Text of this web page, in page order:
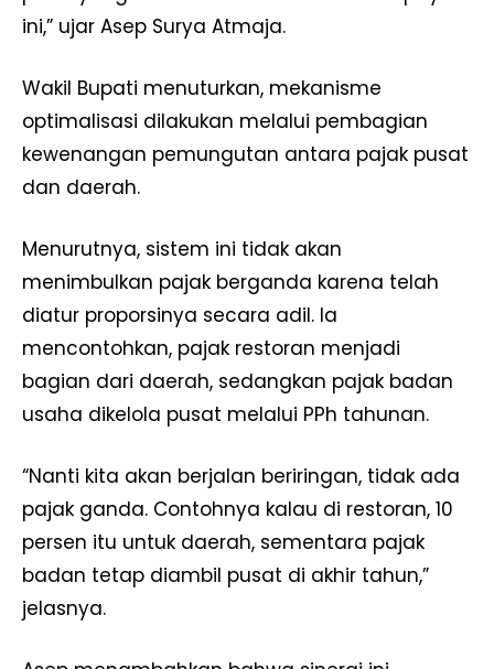
ini,” ujar Asep Surya Atmaja.
Wakil Bupati menuturkan, mekanisme
optimalisasi dilakukan melalui pembagian
kewenangan pemungutan antara pajak pusat
dan daerah.
Menurutnya, sistem ini tidak akan
menimbulkan pajak berganda karena telah
diatur proporsinya secara adil. Ia
mencontohkan, pajak restoran menjadi
bagian dari daerah, sedangkan pajak badan
usaha dikelola pusat melalui PPh tahunan.
“Nanti kita akan berjalan beriringan, tidak ada
pajak ganda. Contohnya kalau di restoran, 10
persen itu untuk daerah, sementara pajak
badan tetap diambil pusat di akhir tahun,”
jelasnya.